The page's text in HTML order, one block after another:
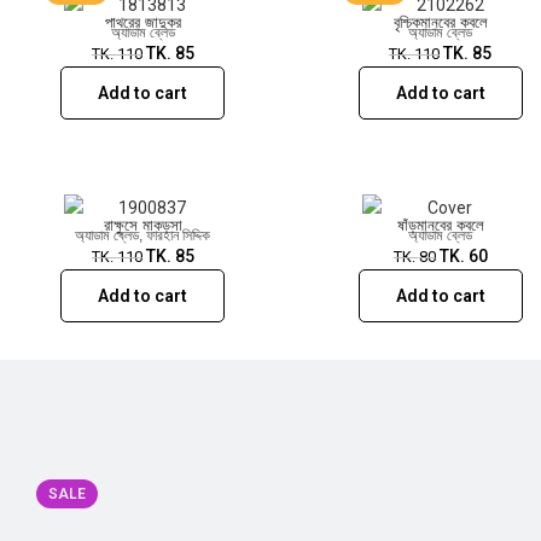
পাথরের জাদুকর
অ্যাডাম ব্লেড
TK.110 TK. 85
Add to cart
বৃশ্চিকমানবের কবলে
অ্যাডাম ব্লেড
TK.110 TK. 85
Add to cart
রাক্ষুসে মাকড়সা
অ্যাডাম ব্লেড,ফারহান সিদ্দিক
TK.110 TK. 85
Add to cart
ষাঁড়মানবের কবলে
অ্যাডাম ব্লেড
TK.80 TK. 60
Add to cart
SALE